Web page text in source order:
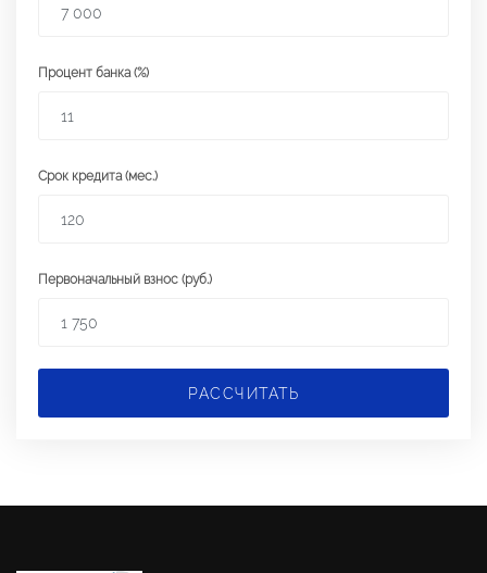
Процент банка (%)
Срок кредита (мес.)
Первоначальный взнос (руб.)
РАССЧИТАТЬ